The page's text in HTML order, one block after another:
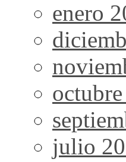
enero
julio